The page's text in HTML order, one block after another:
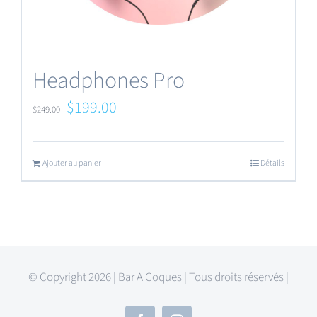
Headphones Pro
$249.00 Le
initial
était :
$199.00
est :
Ajouter au panier Détails
© Copyright 2026 | Bar A Coques | Tous droits réservés |